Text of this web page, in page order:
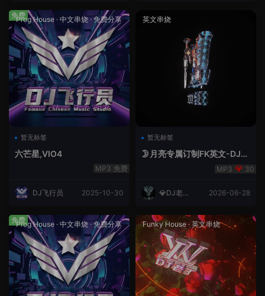
Prog House · 中文串烧·免费分享
暂无标签
六芒星,VIO4
免费
DJ飞行员 2025-10-30
免费 英文串烧
暂无标签
🌛月亮专属订制FK英文-DJ老
30
💎DJ老王
2026-06-28
Prog House · 中文串烧·免费分享
免费 Funky House· 英文串烧